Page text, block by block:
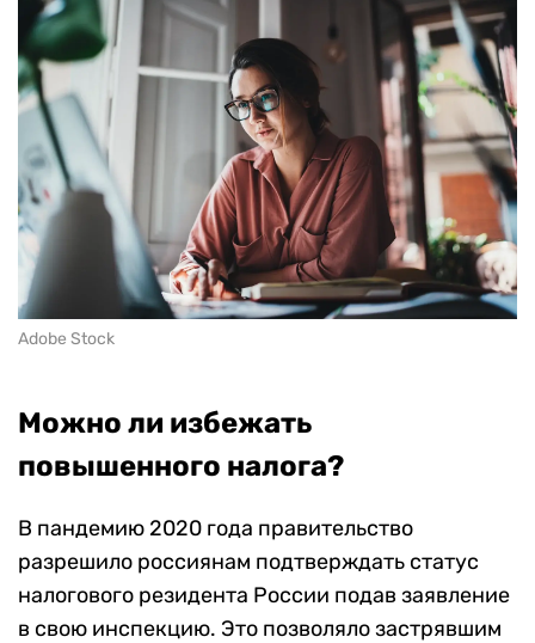
Adobe Stock
Можно ли избежать
повышенного налога?
В пандемию 2020 года правительство
разрешило россиянам подтверждать статус
налогового резидента России подав заявление
в свою инспекцию. Это позволяло застрявшим